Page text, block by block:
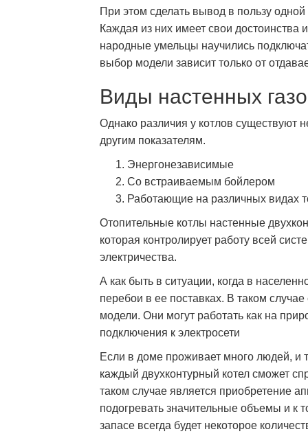
При этом сделать вывод в пользу
Каждая из них имеет свои достоинства
народные умельцы научились
выбор модели зависит только от
Виды настенных
Однако различия у котлов существуют
другим показателям.
Энергонезависимые
Со встраиваемым бойлером
Работающие на различных видах
Отопительные котлы настенные
которая контролирует работу всей
электричества.
А как быть в ситуации, когда в
перебои в ее поставках. В таком
модели. Они могут работать как на
подключения к электросети
Если в доме проживает много людей, и
каждый двухконтурный котел сможет
таком случае является приобретение
подогревать значительные объемы и к
запасе всегда будет некоторое